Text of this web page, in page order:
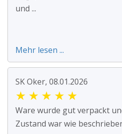
und ...
Mehr lesen ...
SK Oker, 08.01.2026
★ ★ ★ ★ ★
Ware wurde gut verpackt
Zustand war wie